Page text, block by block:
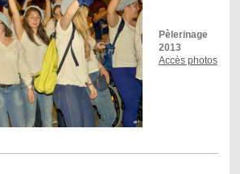
Pèlerinage
2013
Accès photos